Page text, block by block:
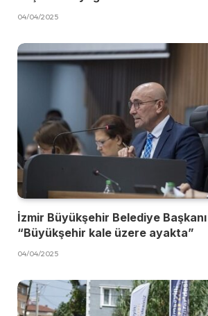
04/04/2025
İzmir Büyükşehir Belediye
“Büyükşehir kale üzere ayakta”
04/04/2025